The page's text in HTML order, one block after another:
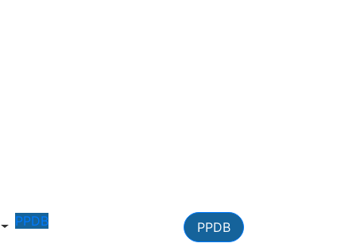
PPDB PPDB